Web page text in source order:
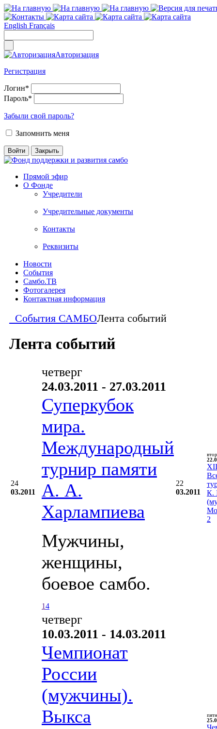
English Français
Авторизация
Регистрация
Логин*
Пароль*
Забыли свой пароль?
Запомнить меня
Прямой эфир
О Фонде
Учредители
Учредительные документы
Контакты
Реквизиты
Новости
События
Самбо.ТВ
Фотогалерея
Контактная информация
События САМБОЛента событий
Лента событий
24
03.2011
четверг
24.03.2011 - 27.03.2011
Суперкубок
мира.
Международный
турнир памяти
А. А.
Харлампиева
Мужчины,
женщины,
боевое самбо.
14
22
03.2011
К.
2
четверг
10.03.2011 - 14.03.2011
Чемпионат
России
(мужчины).
Выкса